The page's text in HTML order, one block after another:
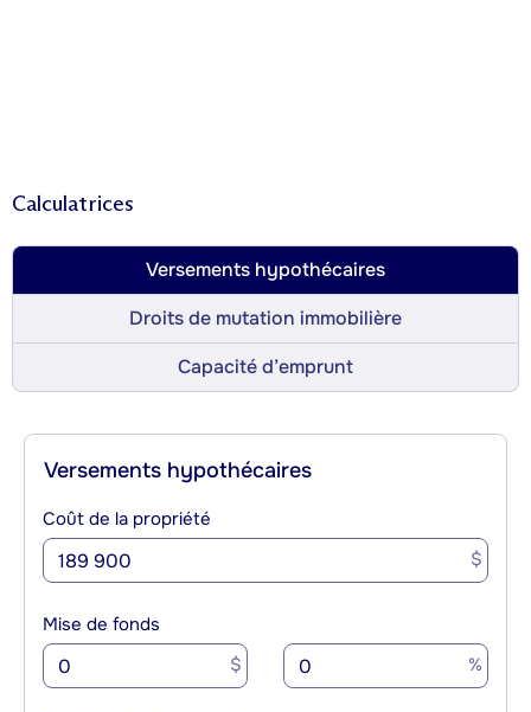
Calculatrices
Versements hypothécaires
Droits de mutation immobilière
Capacité d’emprunt
Versements hypothécaires
Coût de la propriété
$
Mise de fonds
$ %